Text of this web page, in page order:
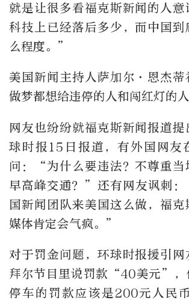
就是让很多看福克斯新闻的人意
科技上已经落后多少，而中国到
么程度。”
美国新闻主持人萨加尔·恩杰
做梦都想给违停的人和闯红灯的
网友也纷纷就福克斯新闻报道
球时报15日报道，有外国网友
问：“为什么要违法？不尊重当
早高峰交通？”还有网友讽刺
国新闻团队来美国这么做，福克
媒体肯定会气疯。”
对于罚金问题，环球时报援引网
拜尔节目里说罚款“40美元”，
停车的罚款应该是200元人民